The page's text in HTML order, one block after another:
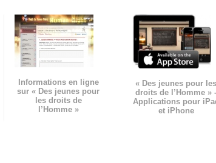
Informations en ligne
sur « Des jeunes pour
les droits de
l’Homme »
« Des jeunes pour les
droits de l’Homme » -
Applications pour
et iPhone